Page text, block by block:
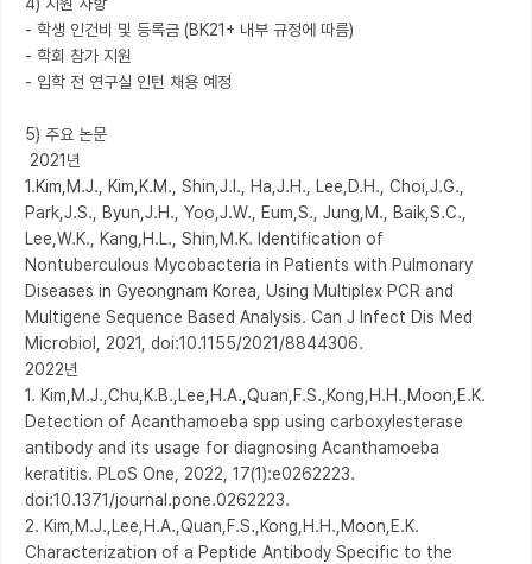
4) 지원 사항
- 학생 인건비 및 등록금 (BK21+ 내부 규정에 따름)
- 학회 참가 지원
- 입학 전 연구실 인턴 채용 예정
5) 주요 논문
1.Kim,M.J., Kim,K.M., Shin,J.I., Ha,J.H., Lee,D.H., Choi,J.G.,
Park,J.S., Byun,J.H., Yoo,J.W., Eum,S., Jung,M., Baik,S.C.,
Lee,W.K., Kang,H.L., Shin,M.K. Identification of
Nontuberculous Mycobacteria in Patients with Pulmonary
Diseases in Gyeongnam Korea, Using Multiplex PCR and
Multigene Sequence Based Analysis. Can J Infect Dis Med
Microbiol, 2021, doi:10.1155/2021/8844306.
2022년
1. Kim,M.J.,Chu,K.B.,Lee,H.A.,Quan,F.S.,Kong,H.H.,Moon,E.K.
Detection of Acanthamoeba spp using carboxylesterase
antibody and its usage for diagnosing Acanthamoeba
keratitis. PLoS One, 2022, 17(1):e0262223.
doi:10.1371/journal.pone.0262223.
2. Kim,M.J.,Lee,H.A.,Quan,F.S.,Kong,H.H.,Moon,E.K.
Characterization of a Peptide Antibody Specific to the